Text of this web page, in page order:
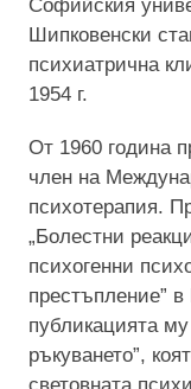
Софийския
Шипковенски
психиатрична
1954 г.
От 1960 година
член на
психотерапия.
„Болестни
психогенни
престъпление”
публикацията
ръкуването”,